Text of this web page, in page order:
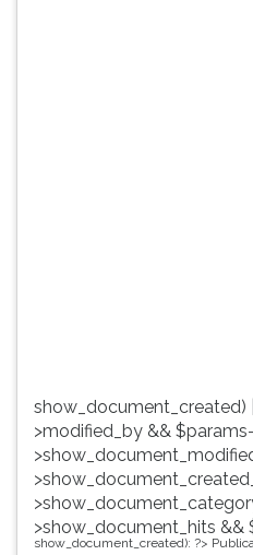
>modified_by && $params-
>show_document_hits &&
show_document_created): ?>